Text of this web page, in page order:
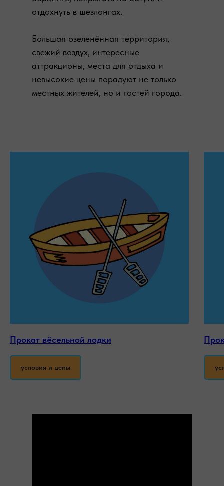
отдохнуть в шезлонгах.
Большая озеленённая территория,
свежий воздух, интересные
аттракционы, места для отдыха и
невысокие цены порадуют не только
местных жителей, но и гостей города.
Прокат вёсельной лодки
условия и цены